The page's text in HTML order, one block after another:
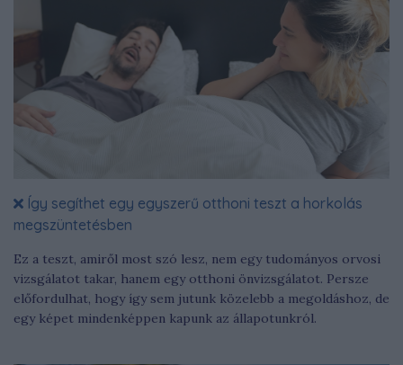
Így segíthet egy egyszerű otthoni teszt a horkolás
megszüntetésben
Ez a teszt, amiről most szó lesz, nem egy tudományos orvosi
vizsgálatot takar, hanem egy otthoni önvizsgálatot. Persze
előfordulhat, hogy így sem jutunk közelebb a megoldáshoz, de
egy képet mindenképpen kapunk az állapotunkról.